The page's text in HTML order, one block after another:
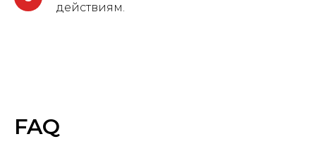
действиям.
FAQ